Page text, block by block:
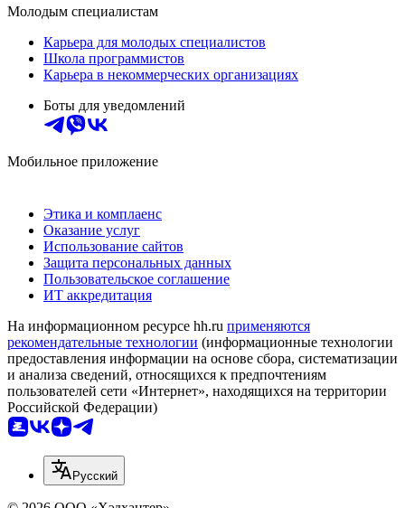
Молодым специалистам
Карьера для молодых специалистов
Школа программистов
Карьера в некоммерческих организациях
Боты для уведомлений
Мобильное приложение
Этика и комплаенс
Оказание услуг
Использование сайтов
Защита персональных данных
Пользовательское соглашение
ИТ аккредитация
На информационном ресурсе hh.ru применяются
рекомендательные технологии (информационные технологии
предоставления информации на основе сбора, систематизации
и анализа сведений, относящихся к предпочтениям
пользователей сети «Интернет», находящихся на территории
Российской Федерации)
Русский